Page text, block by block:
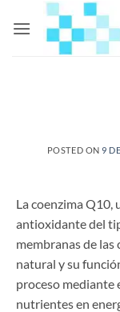
POSTED ON9
La coenzima Q10,
antioxidante del
membranas de las
natural y su
proceso mediante
nutrientes en